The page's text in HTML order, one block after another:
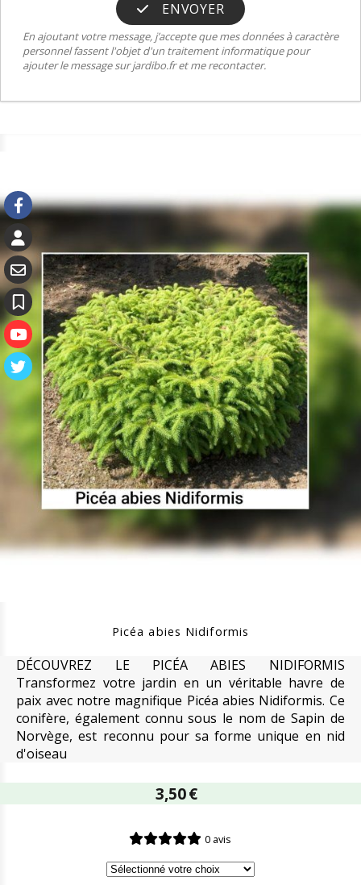
ENVOYER
En ajoutant votre message, j’accepte que mes données à caractère
personnel fassent l'objet d'un traitement informatique pour
ajouter le message sur jardibo.fr et me recontacter.
Picéa abies Nidiformis
DÉCOUVREZ LE PICÉA ABIES NIDIFORMIS
Transformez votre jardin en un véritable havre de
paix avec notre magnifique Picéa abies Nidiformis. Ce
conifère, également connu sous le nom de Sapin de
Norvège, est reconnu pour sa forme unique en nid
d'oiseau
3,50€
0 avis